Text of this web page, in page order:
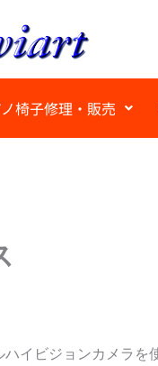
椅子修理・販売
イビジョンカメラを